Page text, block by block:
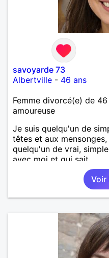
savoyarde 73
Albertville - 46 ans
Femme divorcé(e) de
amoureuse
Je suis quelqu'un de
têtes et aux
quelqu'un de vrai,
avec moi et qui sait...
Voir